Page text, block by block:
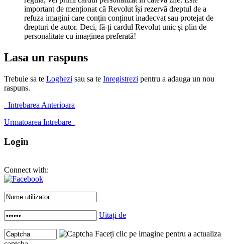
important de menționat că Revolut își rezervă dreptul de a
refuza imagini care conțin conținut inadecvat sau protejat de
drepturi de autor. Deci, fă-ți cardul Revolut unic și plin de
personalitate cu imaginea preferată!
Lasa un raspuns
Trebuie sa te Loghezi sau sa te Inregistrezi pentru a adauga un nou
raspuns.
Intrebarea Anterioara
Urmatoarea Intrebare
Login
Connect with:
Uitați de
Faceți clic pe imagine pentru a actualiza